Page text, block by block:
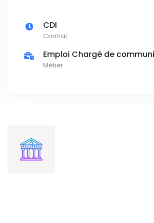
CDI
Contrat
Emploi Chargé de
Métier